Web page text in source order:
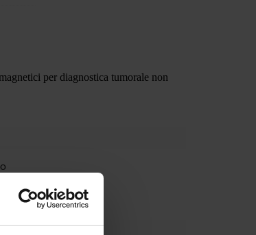
per diagnostica tumorale non